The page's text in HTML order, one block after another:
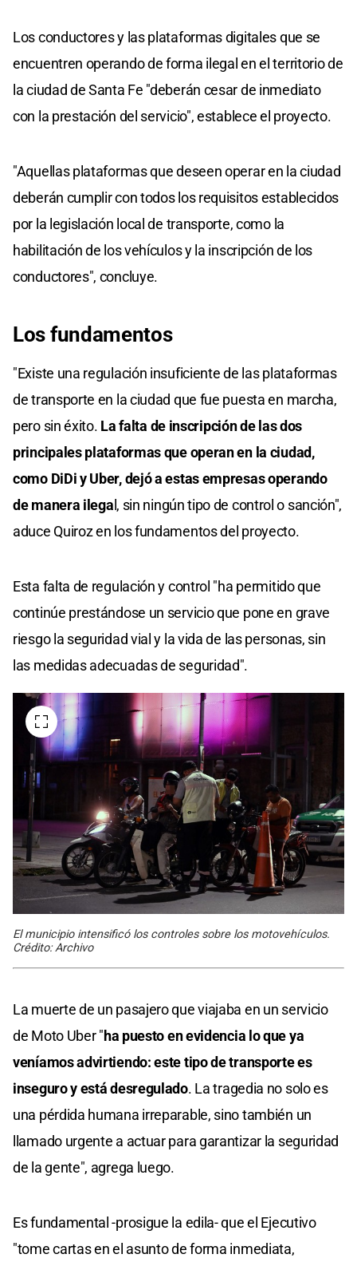
Los conductores y las plataformas digitales que se
encuentren operando de forma ilegal en el territorio de
la ciudad de Santa Fe "deberán cesar de inmediato
con la prestación del servicio", establece el proyecto.
"Aquellas plataformas que deseen operar en la ciudad
deberán cumplir con todos los requisitos establecidos
por la legislación local de transporte, como la
habilitación de los vehículos y la inscripción de los
conductores", concluye.
Los fundamentos
"Existe una regulación insuficiente de las plataformas
de transporte en la ciudad que fue puesta en marcha,
pero sin éxito. La falta de inscripción de las dos
principales plataformas que operan en la ciudad,
como DiDi y Uber, dejó a estas empresas operando
de manera ilega l, sin ningún tipo de control o sanción",
aduce Quiroz en los fundamentos del proyecto.
Esta falta de regulación y control "ha permitido que
continúe prestándose un servicio que pone en grave
riesgo la seguridad vial y la vida de las personas, sin
las medidas adecuadas de seguridad".
El municipio intensificó los controles sobre los motovehículos.
Crédito: Archivo
La muerte de un pasajero que viajaba en un servicio
de Moto Uber "ha puesto en evidencia lo que ya
veníamos advirtiendo: este tipo de transporte es
inseguro y está desregulado. La tragedia no solo es
una pérdida humana irreparable, sino también un
llamado urgente a actuar para garantizar la seguridad
de la gente", agrega luego.
Es fundamental -prosigue la edila- que el Ejecutivo
"tome cartas en el asunto de forma inmediata,